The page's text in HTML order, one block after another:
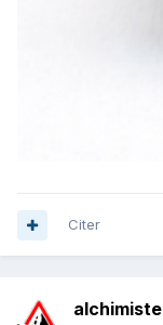
Citer
alchimiste